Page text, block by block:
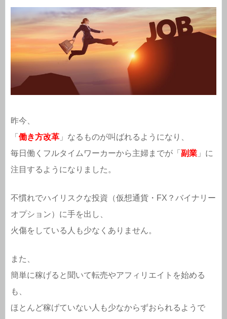
昨今、
「 働き方改革 」なるものが叫ばれるようになり、
毎日働くフルタイムワーカーから主婦までが「 副業 」に
注目するようになりました。
不慣れでハイリスクな投資（仮想通貨・FX？バイナリー
オプション）に手を出し、
火傷をしている人も少なくありません。
また、
簡単に稼げると聞いて転売やアフィリエイトを始める
も、
ほとんど稼げていない人も少なからずおられるようで